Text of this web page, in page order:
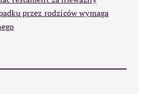
przez rodziców wymaga